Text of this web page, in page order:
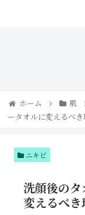
ヨナ
ラ！
コメ
人気
アイ
テム
肌へ
り食
ホーム 肌
ータオルに変えるべき
ニキビ
洗顔後の
変えるべき